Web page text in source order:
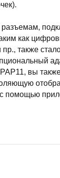
как
также
вы
помощью